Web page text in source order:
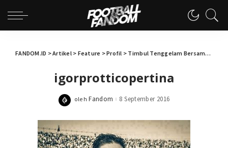
FANDOM.ID >Artikel> Feature >Profil > Timbul Tenggelam Bersama Igor Protti
igorprotticopertina
Posted
oleh Fandom 8 September 2016